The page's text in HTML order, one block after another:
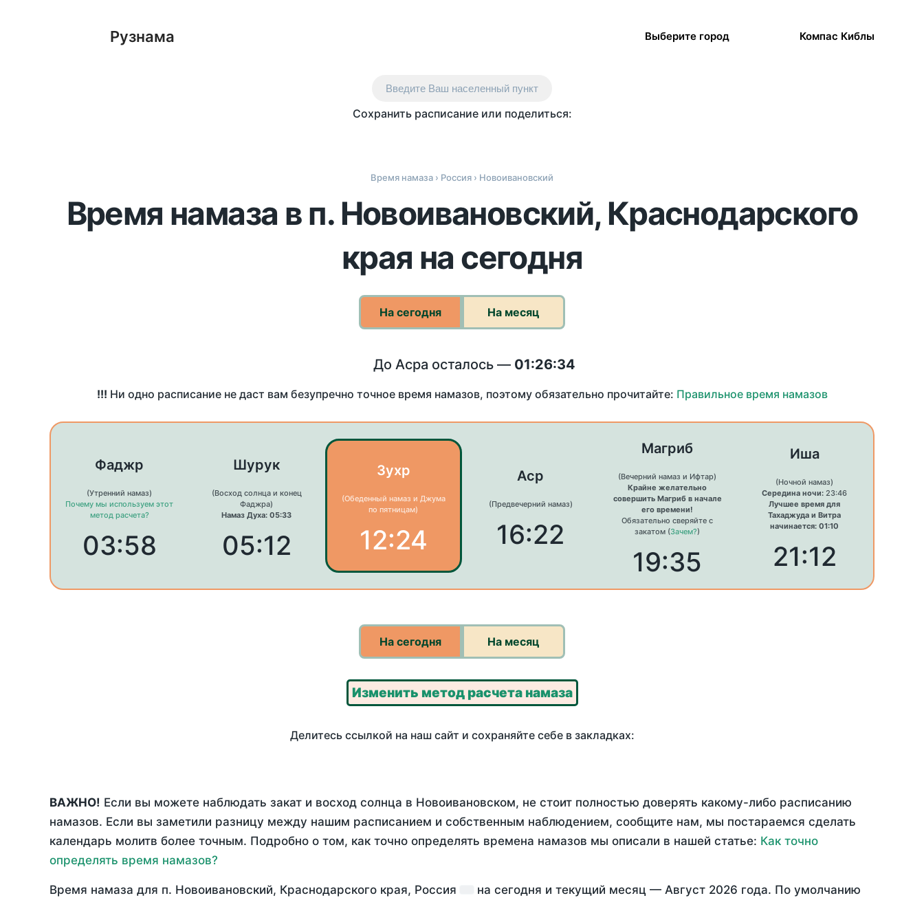
Рузнама Выберите город Компас Киблы
Введите Ваш населенный пункт
Сохранить расписание или поделиться:
Время намаза › Россия › Новоивановский
Время намаза в п. Новоивановский, Краснодарского
края на сегодня
На сегодня На месяц
До Асра осталось — 01:26:34
!!! Ни одно расписание не даст вам безупречно точное время намазов, поэтому обязательно прочитайте: Правильное время намазов
Фаджр
(Утренний намаз)
Почему мы используем этот
метод расчета?
03:58
Шурук
(Восход солнца и конец
Фаджра)
Намаз Духа: 05:33
05:12
Зухр
(Обеденный намаз и Джума
по пятницам)
12:24
Аср
(Предвечерний намаз)
16:22
Магриб
(Вечерний намаз и Ифтар)
Крайне желательно
совершить Магриб в начале
его времени!
Обязательно сверяйте с
закатом (Зачем?)
19:35
Иша
(Ночной намаз)
Середина ночи: 23:46
Лучшее время для
Тахаджуда и Витра
начинается: 01:10
21:12
На сегодня На месяц
Изменить метод расчета намаза
Делитесь ссылкой на наш сайт и сохраняйте себе в закладках:
ВАЖНО! Если вы можете наблюдать закат и восход солнца в Новоивановском, не стоит полностью доверять какому-либо расписанию
намазов. Если вы заметили разницу между нашим расписанием и собственным наблюдением, сообщите нам, мы постараемся сделать
календарь молитв более точным. Подробно о том, как точно определять времена намазов мы описали в нашей статье: Как точно
определять время намазов?
Время намаза для п. Новоивановский, Краснодарского края, Россия на сегодня и текущий месяц — Август 2026 года. По умолчанию